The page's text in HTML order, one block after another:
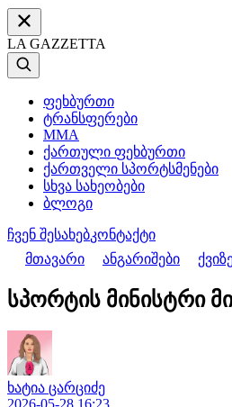
LA GAZZETTA
ფეხბურთი
ტრანსფერები
MMA
ქართული ფეხბურთი
ქართველი სპორტსმენები
სხვა სახეობები
ბლოგი
ჩვენ შესახებკონტაქტი
მთავარი
ანგარიშები
სპორტის მინისტრი
ხატია ცარციძე
2026-05-28 16:23